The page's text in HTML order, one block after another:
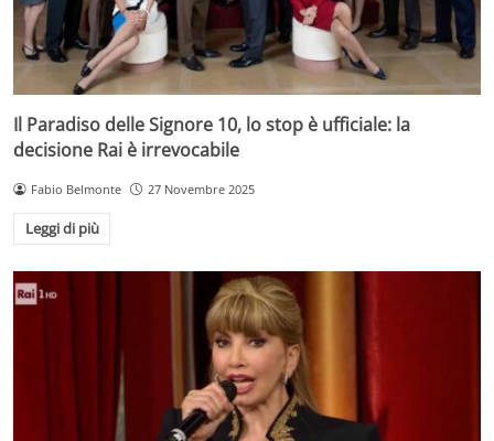
Il Paradiso delle Signore 10, lo stop è ufficiale: la
decisione Rai è irrevocabile
Fabio Belmonte 27 Novembre 2025
Leggi di più